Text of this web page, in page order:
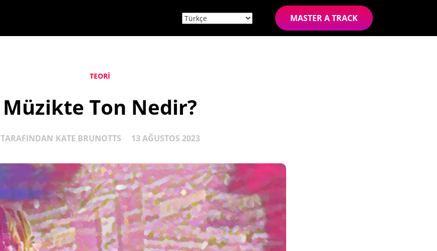
MASTER A TRACK
TEORI
Müzikte Ton Nedir?
TARAFINDAN KATE BRUNOTTS 13 AĞUSTOS 2023